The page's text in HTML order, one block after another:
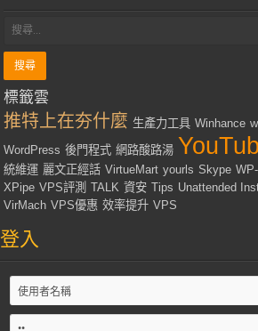
標籤雲
推特上在夯什麼 生產力工具 Winhance
WordPress 後門程式 網路酸路湯
統維運 麗文正經話 VirtueMart yourls Skype
XPipe VPS評測 TALK 資安 Tips Unattended
VirMach VPS優惠 效率提升 VPS
登入